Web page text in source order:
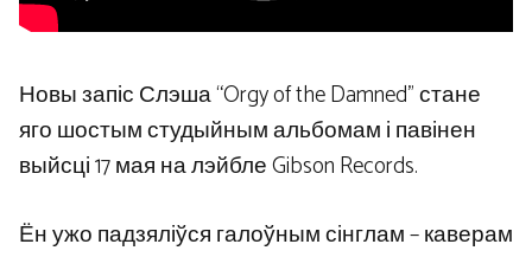
Новы запіс Слэша “Orgy of the Damned” стане
яго шостым студыйным альбомам і павінен
выйсці 17 мая на лэйбле Gibson Records.
Ён ужо падзяліўся галоўным сінглам – каверам